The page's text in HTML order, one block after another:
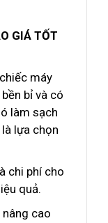
GIÁ TỐT
máy
bỉ và có
làm sạch
lựa chọn
chi phí cho
quả.
nâng cao